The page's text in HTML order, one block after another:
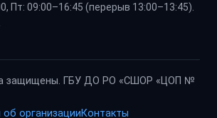
Пт: 09:00–16:45 (перерыв 13:00–13:45).
защищены. ГБУ ДО РО «СШОР «ЦОП №
организацииКонтакты